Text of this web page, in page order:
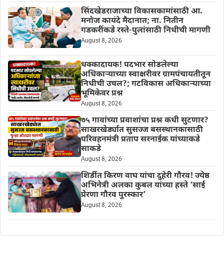
सिंदखेडराजाच्या विकासकामांसाठी आ.
मनोज कायंदे मैदानात; ना. नितीन
गडकरींकडे रस्ते-पुलांसाठी निधीची मागणी
August 8, 2026
धक्कादायक! पदभार सोडलेल्या
अधिकाऱ्याच्या स्वाक्षरीवर ग्रामपंचायतीतून
निधीची उचल?; गटविकास अधिकाऱ्याच्या
भूमिकेवर प्रश्न
August 8, 2026
७५ गावांच्या प्रवाशांचा प्रश्न कधी सुटणार?
साखरखेर्ड्यात सुसज्ज बसस्थानकासाठी
परिवहनमंत्री प्रताप सरनाईक यांच्याकडे
साकडे
August 8, 2026
शिर्डीत किरण वाघ यांचा दुहेरी गौरव! ज्येष्ठ
अभिनेत्री अलका कुबल यांच्या हस्ते ‘साई
प्रेरणा गौरव पुरस्कार’
August 8, 2026